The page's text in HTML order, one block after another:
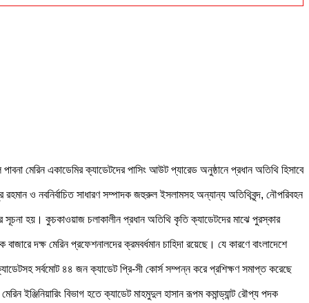
মেরিন একাডেমির ক্যাডেটদের পাসিং আউট প্যারেড অনুষ্ঠানে প্রধান অতিথি হিসাবে
ও নবনির্বাচিত সাধারণ সম্পাদক জহুরুল ইসলামসহ অন্যান্য অতিথিবৃন্দ, নৌপরিবহন
সূচনা হয়। কুচকাওয়াজ চলাকালীন প্রধান অতিথি কৃতি ক্যাডেটদের মাঝে পুরস্কার
দক্ষ মেরিন প্রফেশনালদের ক্রমবর্ধমান চাহিদা রয়েছে। যে কারণে বাংলাদেশে
সর্বমোট ৪৪ জন ক্যাডেট প্রি-সী কোর্স সম্পন্ন করে প্রশিক্ষণ সমাপ্ত করেছে
ইঞ্জিনিয়ারিং বিভাগ হতে ক্যাডেট মাহমুদুল হাসান রূপম কমান্ড্যান্ট রৌপ্য পদক